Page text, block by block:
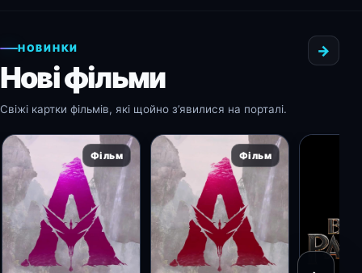
НОВИНКИ
Нові фільми
Свіжі картки фільмів, які щойно з’явилися на порталі.
→
Фільм Фільм